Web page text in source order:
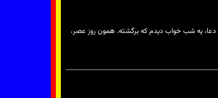
ولی بعد از این دعا، یه شب خواب دیدم که برگشته. همون روز عصر،